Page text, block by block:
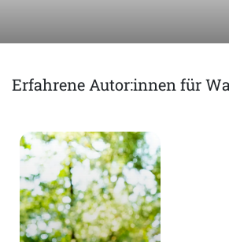
Erfahrene Autor:innen für